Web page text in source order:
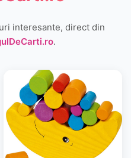
interesante, direct din
.